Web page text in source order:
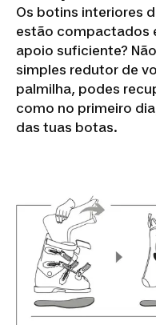
Os botins interiores
estão compactados
apoio suficiente?
simples redutor de
palmilha, podes
como no primeiro
das tuas botas.